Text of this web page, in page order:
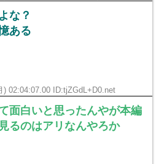
な？
ある
) 02:04:07.00 ID:tjZGdL+D0.net
面白いと思ったんやが本編
るのはアリなんやろか